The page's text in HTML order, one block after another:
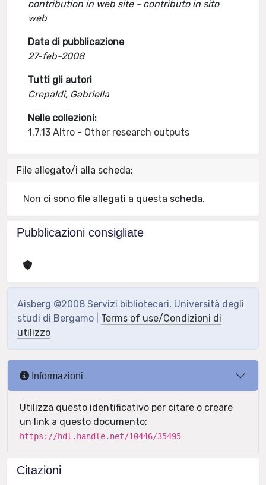
contribution in web site - contributo in sito
web
Data di pubblicazione
27-feb-2008
Tutti gli autori
Crepaldi, Gabriella
Nelle collezioni:
1.7.13 Altro - Other research outputs
File allegato/i alla scheda:
Non ci sono file allegati a questa scheda.
Pubblicazioni consigliate
Aisberg ©2008 Servizi bibliotecari, Università degli
studi di Bergamo | Terms of use/Condizioni di
utilizzo
Informazioni
Utilizza questo identificativo per citare o creare
un link a questo documento:
https://hdl.handle.net/10446/35495
Citazioni